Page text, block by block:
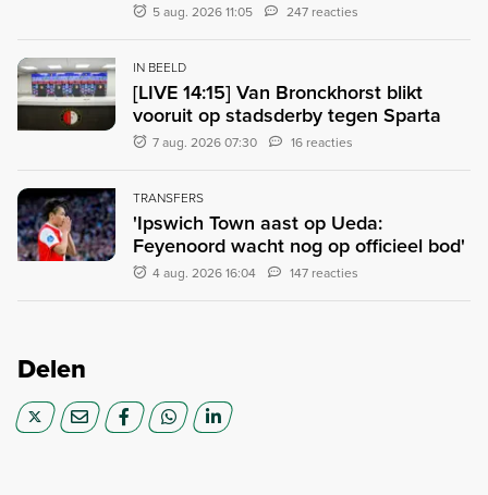
5 aug. 2026 11:05 247 reacties
IN BEELD
[LIVE 14:15] Van Bronckhorst blikt
vooruit op stadsderby tegen Sparta
7 aug. 2026 07:30 16 reacties
TRANSFERS
'Ipswich Town aast op Ueda:
Feyenoord wacht nog op officieel bod'
4 aug. 2026 16:04 147 reacties
Delen